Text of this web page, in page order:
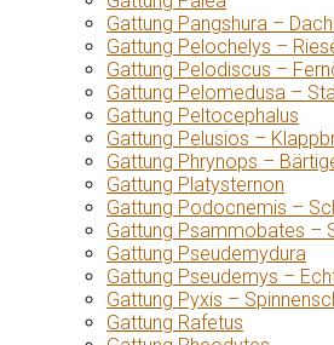
Gattung Pangshura –
Gattung Pelochelys –
Gattung Pelodiscus –
Gattung Pelomedusa –
Gattung Peltocephalus
Gattung Pelusios –
Gattung Phrynops –
Gattung Platysternon
Gattung Podocnemis –
Gattung Psammobates –
Gattung Pseudemydura
Gattung Pseudemys –
Gattung Pyxis –
Gattung Rafetus